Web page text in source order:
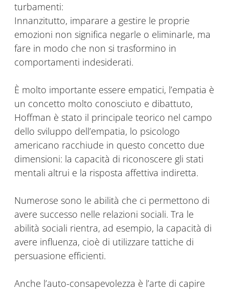
turbamenti:
Innanzitutto, imparare a gestire le proprie
emozioni non significa negarle o eliminarle, ma
fare in modo che non si trasformino in
comportamenti indesiderati.
È molto importante essere empatici, l’empatia è
un concetto molto conosciuto e dibattuto,
Hoffman è stato il principale teorico nel campo
dello sviluppo dell’empatia, lo psicologo
americano racchiude in questo concetto due
dimensioni: la capacità di riconoscere gli stati
mentali altrui e la risposta affettiva indiretta.
Numerose sono le abilità che ci permettono di
avere successo nelle relazioni sociali. Tra le
abilità sociali rientra, ad esempio, la capacità di
avere influenza, cioè di utilizzare tattiche di
persuasione efficienti.
Anche l’auto-consapevolezza è l’arte di capire